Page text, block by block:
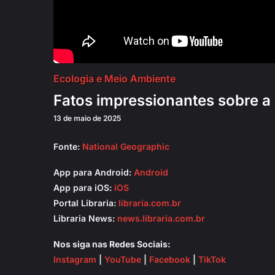
Ecologia e Meio Ambiente
Fatos impressionantes sobre
13 de maio de 2025
Fonte: National Geographic
App para Android: Android
App para iOS: iOS
Portal Libraria: libraria.com.br
Libraria News: news.libraria.com.br
Nos siga nas Redes Sociais:
Instagram
YouTube Facebook TikTok